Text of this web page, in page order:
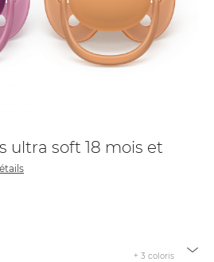
ultra soft 18 mois et
+ 3 coloris